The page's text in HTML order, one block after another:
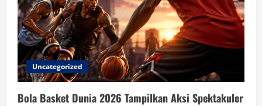
Uncategorized
Bola Basket Dunia 2026 Tampilkan Aksi Spektakuler